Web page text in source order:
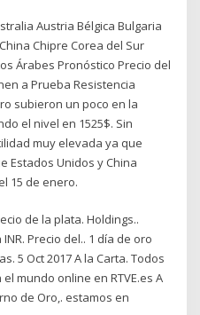
Austria Bélgica Bulgaria
Chipre Corea del Sur
Árabes Pronóstico Precio del
a Prueba Resistencia
subieron un poco en la
el nivel en 1525$. Sin
muy elevada ya que
Estados Unidos y China
15 de enero.
de la plata. Holdings..
Precio del.. 1 día de oro
5 Oct 2017 A la Carta. Todos
mundo online en RTVE.es A
de Oro,. estamos en